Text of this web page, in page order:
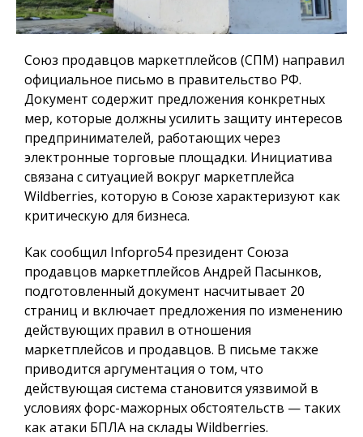
Союз продавцов маркетплейсов (СПМ) направил
официальное письмо в правительство РФ.
Документ содержит предложения конкретных
мер, которые должны усилить защиту интересов
предпринимателей, работающих через
электронные торговые площадки. Инициатива
связана с ситуацией вокруг маркетплейса
Wildberries, которую в Союзе характеризуют как
критическую для бизнеса.
Как сообщил Infopro54президент Союза
продавцов маркетплейсов Андрей Пасынков,
подготовленный документ насчитывает 20
страниц и включает предложения по изменению
действующих правил в отношения
маркетплейсов и продавцов. В письме также
приводится аргументация о том, что
действующая система становится уязвимой в
условиях форс-мажорных обстоятельств — таких
как атаки БПЛА на склады Wildberries.